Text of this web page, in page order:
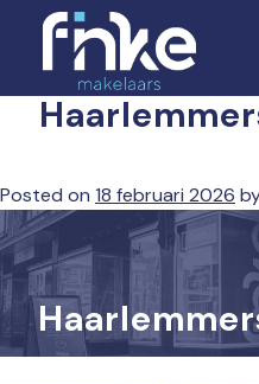
content
Finke makelaars
De makelaardij waar jij je
Posted on 18 februari 2026